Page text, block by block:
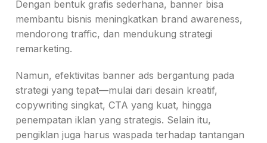
Dengan bentuk grafis sederhana, banner bisa
membantu bisnis meningkatkan brand awareness,
mendorong traffic, dan mendukung strategi
remarketing.
Namun, efektivitas banner ads bergantung pada
strategi yang tepat—mulai dari desain kreatif,
copywriting singkat, CTA yang kuat, hingga
penempatan iklan yang strategis. Selain itu,
pengiklan juga harus waspada terhadap tantangan